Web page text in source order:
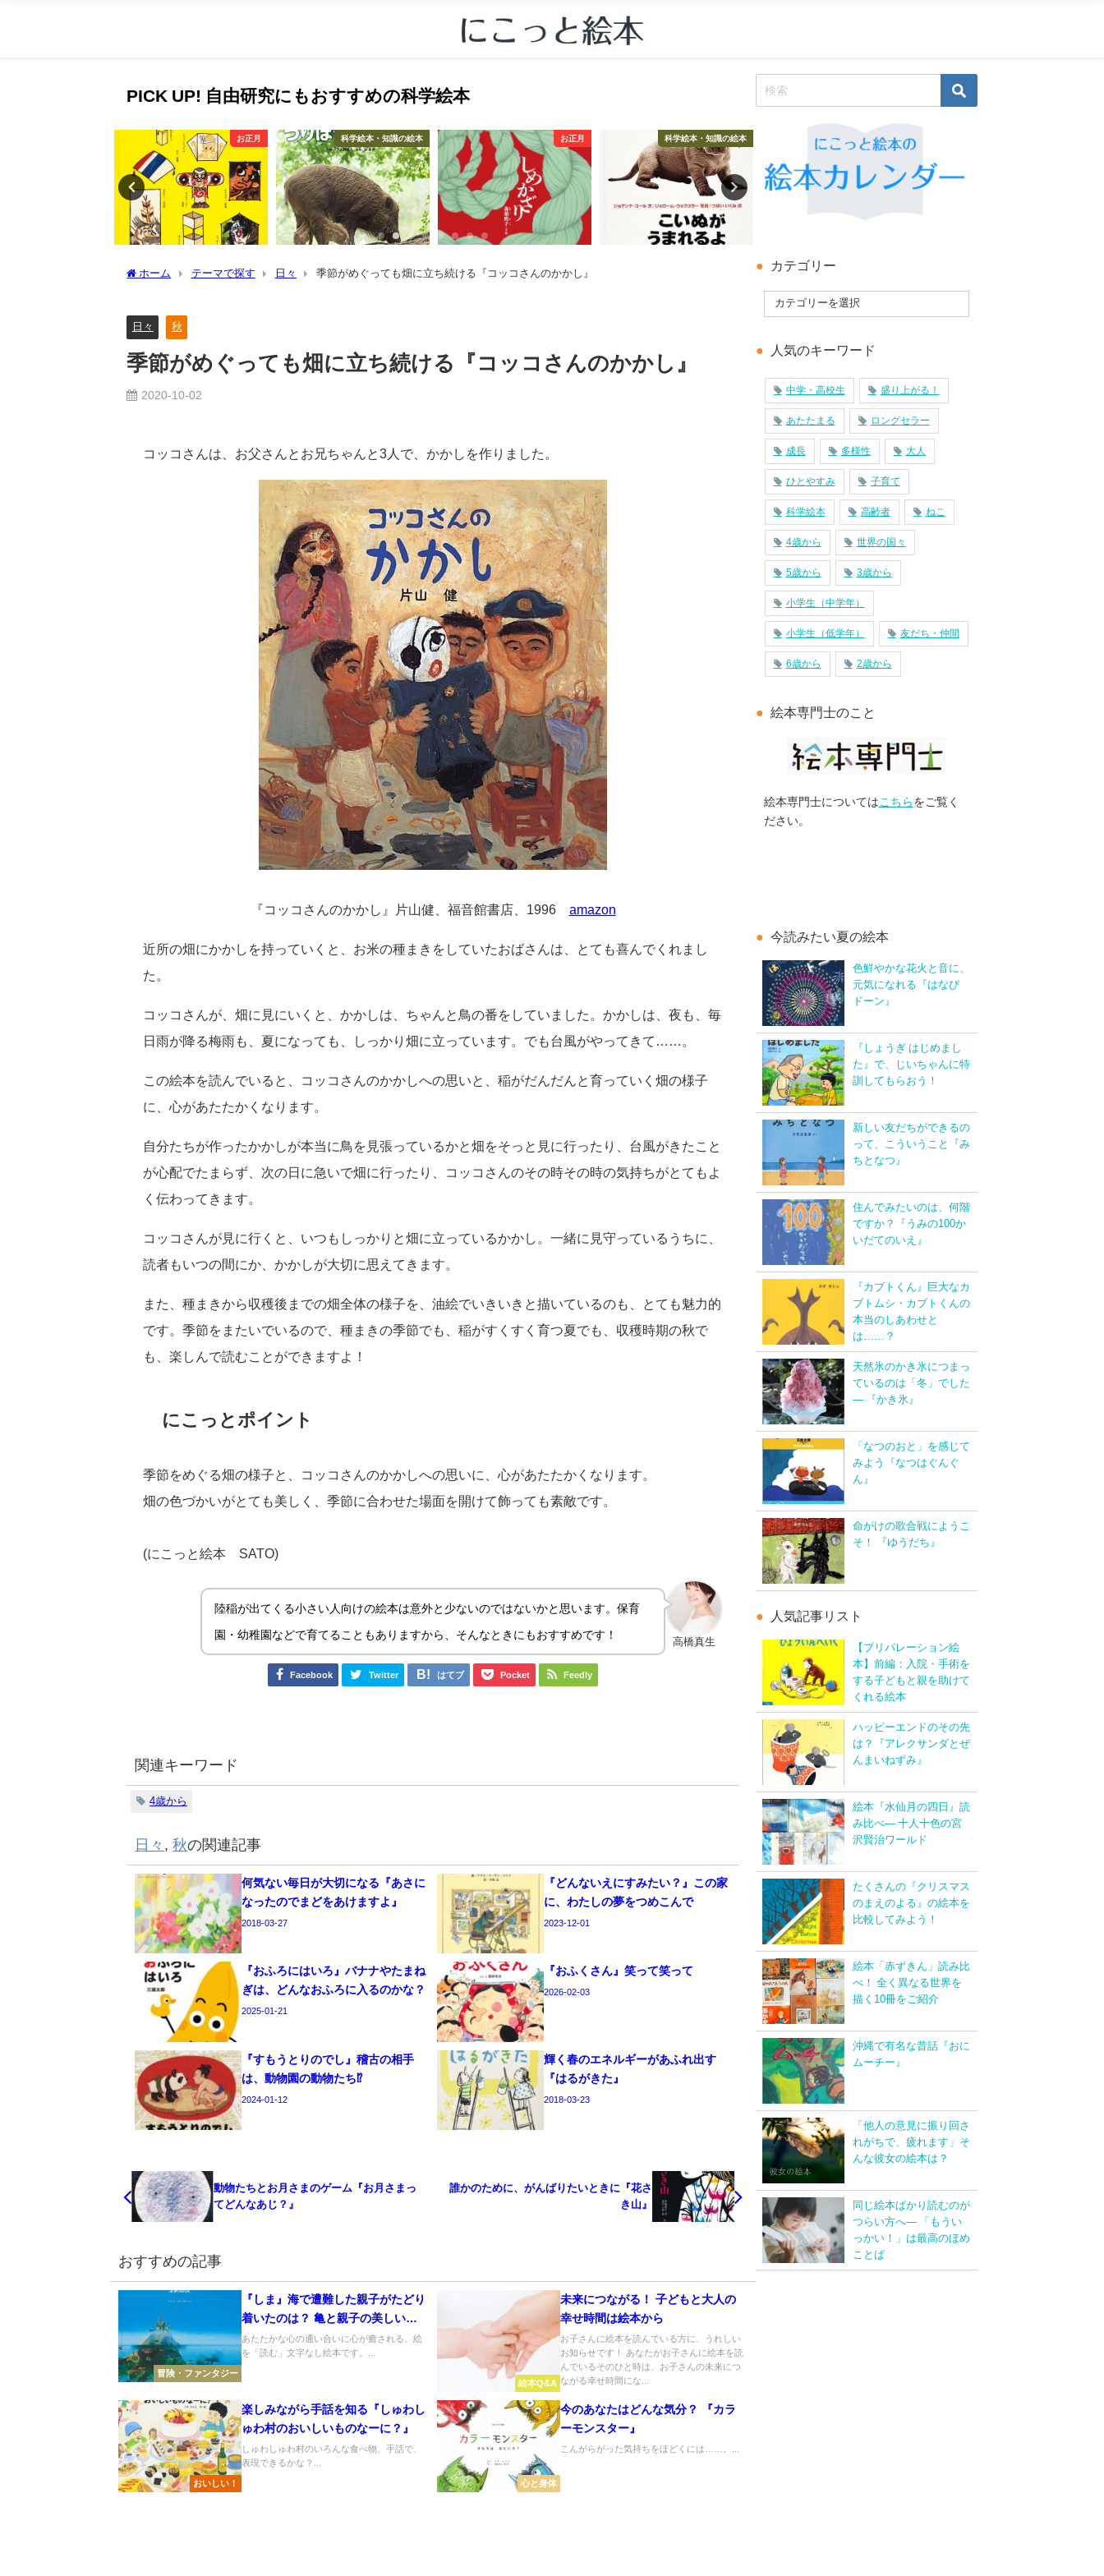
PICK UP! 自由研究にもおすすめの科学絵本
お正月 科学絵本・知識の絵本 お正月 科学絵本・知識の絵本 科学絵本・知識の絵本
ホーム テーマで探す 日々 季節がめぐっても畑に立ち続ける『コッコさんのかかし』
日々 秋
季節がめぐっても畑に立ち続ける『コッコさんのかかし』
2020-10-02
コッコさんは、お父さんとお兄ちゃんと3人で、かかしを作りました。
『コッコさんのかかし』片山健、福音館書店、1996 amazon
近所の畑にかかしを持っていくと、お米の種まきをしていたおばさんは、とても喜んでくれまし
た。
コッコさんが、畑に見にいくと、かかしは、ちゃんと鳥の番をしていました。かかしは、夜も、毎
日雨が降る梅雨も、夏になっても、しっかり畑に立っています。でも台風がやってきて……。
この絵本を読んでいると、コッコさんのかかしへの思いと、稲がだんだんと育っていく畑の様子
に、心があたたかくなります。
自分たちが作ったかかしが本当に鳥を見張っているかと畑をそっと見に行ったり、台風がきたこと
が心配でたまらず、次の日に急いで畑に行ったり、コッコさんのその時その時の気持ちがとてもよ
く伝わってきます。
コッコさんが見に行くと、いつもしっかりと畑に立っているかかし。一緒に見守っているうちに、
読者もいつの間にか、かかしが大切に思えてきます。
また、種まきから収穫後までの畑全体の様子を、油絵でいきいきと描いているのも、とても魅力的
です。季節をまたいでいるので、種まきの季節でも、稲がすくすく育つ夏でも、収穫時期の秋で
も、楽しんで読むことができますよ！
にこっとポイント
季節をめぐる畑の様子と、コッコさんのかかしへの思いに、心があたたかくなります。
畑の色づかいがとても美しく、季節に合わせた場面を開けて飾っても素敵です。
(にこっと絵本 SATO)
高橋真生
陸稲が出てくる小さい人向けの絵本は意外と少ないのではないかと思います。保育
園・幼稚園などで育てることもありますから、そんなときにもおすすめです！
Facebook Twitter はてブ Pocket Feedly
関連キーワード
4歳から
日々 ,秋の関連記事
何気ない毎日が大切になる『あさに
なったのでまどをあけますよ』
2018-03-27
『どんないえにすみたい？』この家
に、わたしの夢をつめこんで
2023-12-01
『おふろにはいろ』バナナやたまね
ぎは、どんなおふろに入るのかな？
2025-01-21
『おふくさん』笑って笑って
2026-02-03
『すもうとりのでし』稽古の相手
は、動物園の動物たち⁉
2024-01-12
輝く春のエネルギーがあふれ出す
『はるがきた』
2018-03-23
動物たちとお月さまのゲーム『お月さまっ
てどんなあじ？』
誰かのために、がんばりたいときに『花さ
き山』
おすすめの記事
冒険・ファンタジー
『しま』海で遭難した親子がたどり
着いたのは？ 亀と親子の美しい共
同生活
あたたかな心の通い合いに心が癒される、絵
を「読む」文字なし絵本です。...
絵本Q&A
未来につながる！ 子どもと大人の
幸せ時間は絵本から
お子さんに絵本を読んでいる方に、うれしい
お知らせです！ あなたがお子さんに絵本を読
んでいるそのひと時は、お子さんの未来につ
ながる幸せ時間にな...
おいしい！
楽しみながら手話を知る『しゅわし
ゅわ村のおいしいものなーに？』
しゅわしゅわ村のいろんな食べ物、手話で、
表現できるかな？...
心と身体
今のあなたはどんな気分？ 『カラ
ーモンスター』
こんがらがった気持ちをほどくには……。...
カテゴリー
人気のキーワード
中学・高校生 盛り上がる！
あたたまる ロングセラー
成長 多様性 大人
ひとやすみ 子育て
科学絵本 高齢者 ねこ
4歳から 世界の国々
5歳から 3歳から
小学生（中学年）
小学生（低学年） 友だち・仲間
6歳から 2歳から
絵本専門士のこと
絵本専門士については こちら をご覧く
ださい。
今読みたい夏の絵本
色鮮やかな花火と音に、
元気になれる『はなび
ドーン』
『しょうぎ はじめまし
た』で、じいちゃんに特
訓してもらおう！
新しい友だちができるの
って、こういうこと『み
ちとなつ』
住んでみたいのは、何階
ですか？『うみの100か
いだてのいえ』
『カブトくん』巨大なカ
ブトムシ・カブトくんの
本当のしあわせと
は……？
天然氷のかき氷につまっ
ているのは「冬」でした
― 『かき氷』
「なつのおと」を感じて
みよう『なつはぐんぐ
ん』
命がけの歌合戦にようこ
そ！ 『ゆうだち』
人気記事リスト
【プリパレーション絵
本】前編：入院・手術を
する子どもと親を助けて
くれる絵本
ハッピーエンドのその先
は？『アレクサンダとぜ
んまいねずみ』
絵本『水仙月の四日』読
み比べ― 十人十色の宮
沢賢治ワールド
たくさんの『クリスマス
のまえのよる』の絵本を
比較してみよう！
絵本「赤ずきん」読み比
べ！ 全く異なる世界を
描く10冊をご紹介
沖縄で有名な昔話『おに
ムーチー』
「他人の意見に振り回さ
れがちで、疲れます」そ
んな彼女の絵本は？
同じ絵本ばかり読むのが
つらい方へ― 「もうい
っかい！」は最高のほめ
ことば